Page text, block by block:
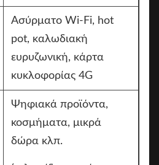
Ασύρματο Wi-Fi, hot
pot, καλωδιακή
ευρυζωνική, κάρτα
κυκλοφορίας 4G
Ψηφιακά προϊόντα,
κοσμήματα, μικρά
δώρα κλπ.